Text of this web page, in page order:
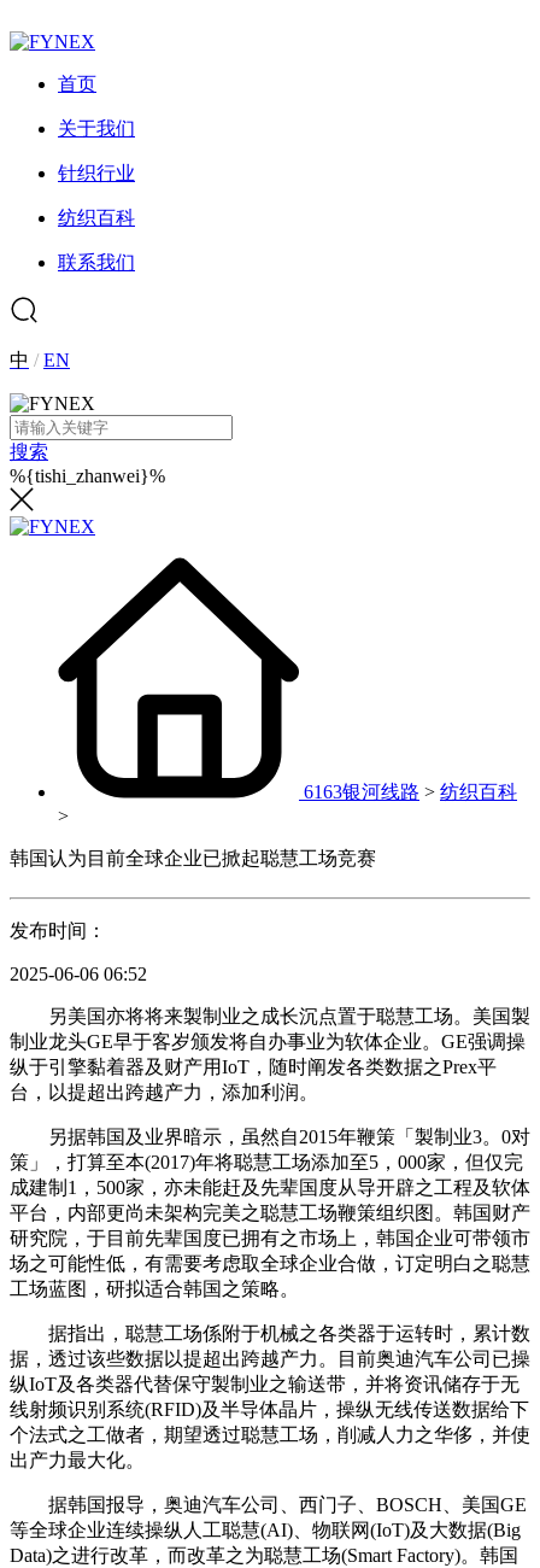
首页
关于我们
针织行业
纺织百科
联系我们
中 /EN
搜索
%{tishi_zhanwei}%
6163银河线路 > 纺织百科
>
韩国认为目前全球企业已掀起聪慧工场竞赛
发布时间：
2025-06-06 06:52
另美国亦将将来製制业之成长沉点置于聪慧工场。美国製
制业龙头GE早于客岁颁发将自办事业为软体企业。GE强调操
纵于引擎黏着器及财产用IoT，随时阐发各类数据之Prex平
台，以提超出跨越产力，添加利润。
另据韩国及业界暗示，虽然自2015年鞭策「製制业3。0对
策」，打算至本(2017)年将聪慧工场添加至5，000家，但仅完
成建制1，500家，亦未能赶及先辈国度从导开辟之工程及软体
平台，内部更尚未架构完美之聪慧工场鞭策组织图。韩国财产
研究院，于目前先辈国度已拥有之市场上，韩国企业可带领市
场之可能性低，有需要考虑取全球企业合做，订定明白之聪慧
工场蓝图，研拟适合韩国之策略。
据指出，聪慧工场係附于机械之各类器于运转时，累计数
据，透过该些数据以提超出跨越产力。目前奥迪汽车公司已操
纵IoT及各类器代替保守製制业之输送带，并将资讯储存于无
线射频识别系统(RFID)及半导体晶片，操纵无线传送数据给下
个法式之工做者，期望透过聪慧工场，削减人力之华侈，并使
出产力最大化。
据韩国报导，奥迪汽车公司、西门子、BOSCH、美国GE
等全球企业连续操纵人工聪慧(AI)、物联网(IoT)及大数据(Big
Data)之进行改革，而改革之为聪慧工场(Smart Factory)。韩国